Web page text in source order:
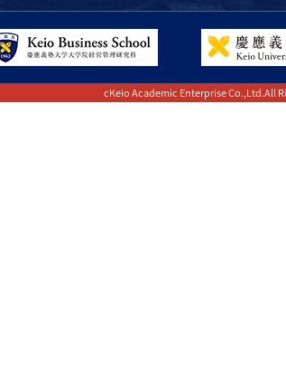
cKeio Academic Enterprise Co.,Ltd.All